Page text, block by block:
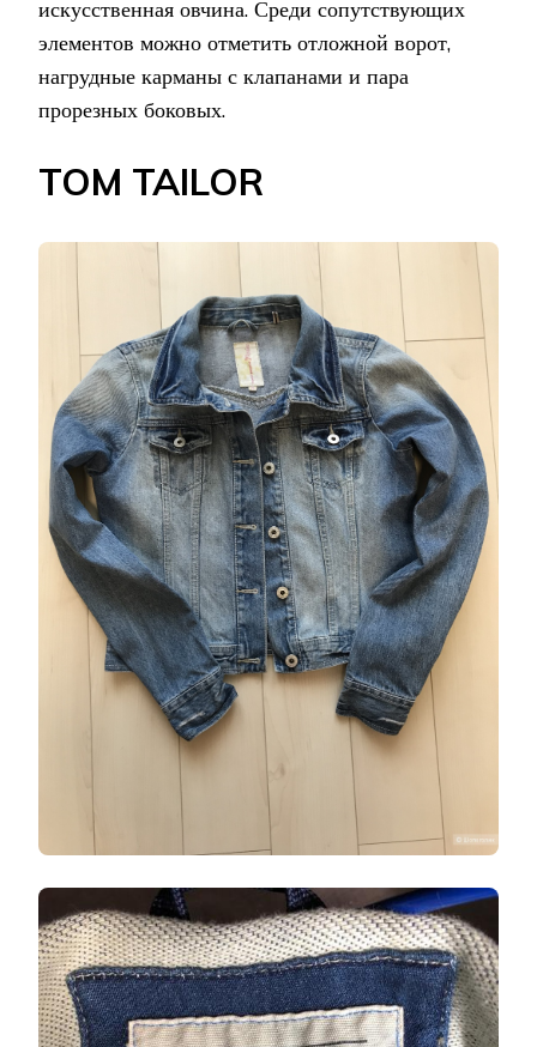
искусственная овчина. Среди сопутствующих
элементов можно отметить отложной ворот,
нагрудные карманы с клапанами и пара
прорезных боковых.
TOM TAILOR